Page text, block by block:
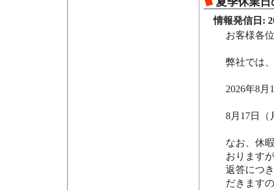
情報発信日:
お客様各位
弊社では
2026年8
8月17日（
なお、休
おります
返答につ
だきます